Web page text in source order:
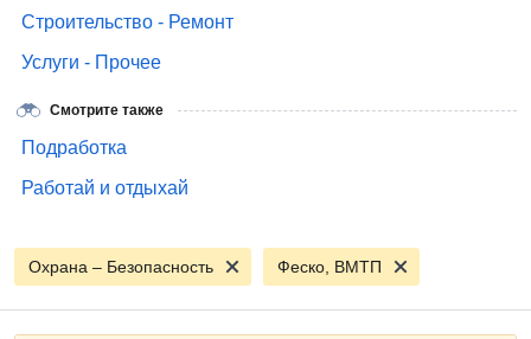
Строительство - Ремонт
Услуги - Прочее
Смотрите также
Подработка
Работай и отдыхай
Охрана – Безопасность Феско, ВМТП